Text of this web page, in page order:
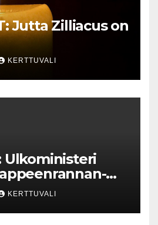
Jutta Zilliacus on
KERTTUVALI
Ulkoministeri
yliopiston
KERTTUVALI